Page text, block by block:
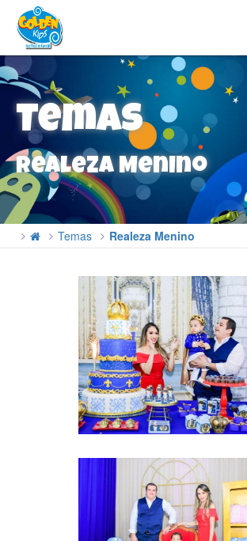
Temas
Realeza Menino
Temas Realeza Menino